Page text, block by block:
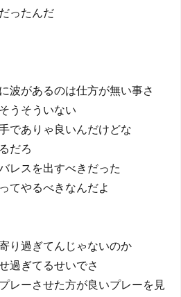
ったんだ
波があるのは仕方が無い事さ
うそういない
でありゃ良いんだけどな
だろ
レスを出すべきだった
てやるべきなんだよ
り過ぎてんじゃないのか
過ぎてるせいでさ
レーさせた方が良いプレーを見